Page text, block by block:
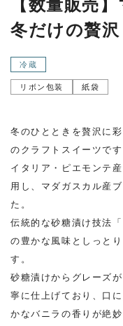
【数量販売
冬だけの贅沢
冷蔵
リボン包装 紙袋
冬のひとときを贅沢に
のクラフトスイーツです
イタリア・ピエモンテ
用し、マダガスカル産
た。
伝統的な砂糖漬け技法
の豊かな風味としっと
す。
砂糖漬けからグレーズ
寧に仕上げており、口
かなバニラの香りが絶妙